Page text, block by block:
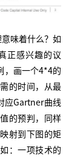
味着什么？如
正感兴趣的议
，画一个4*4的
的时间，从最
Gartner曲线
的预判，同样
射到下图的矩
：一项技术的